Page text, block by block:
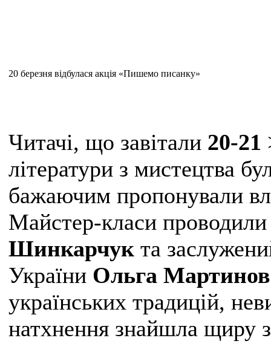
20 березня відбулася акція «Пишемо писанку»
Читачі, що завітали 20-21
літератури з мистецтва
бажаючим пропонували
Майстер-класи
Шинкарчук та
України Ольга
українських традицій,
натхнення знайшла щиру